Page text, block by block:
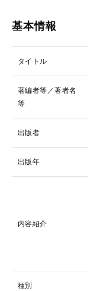
基本情報
タイトル
著編者等／著者名
等
出版者
出版年
内容紹介
種別